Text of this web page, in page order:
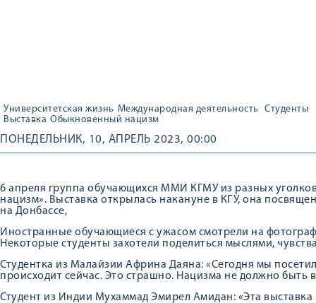
Университетская жизнь Международная деятельность Студенты
Выставка Обыкновенный нацизм
ПОНЕДЕЛЬНИК, 10, АПРЕЛЬ 2023, 00:00
6 апреля группа обучающихся ММИ КГМУ из разных
нацизм». Выставка открылась накануне в КГУ, она
на Донбассе,
Иностранные обучающиеся с ужасом смотрели на
Некоторые студенты захотели поделиться мыслями,
Студентка из Малайзии Африна Даяна: «Сегодня мы
происходит сейчас. Это страшно. Нацизма не должно быть
Студент из Индии Мухаммад Эмирел Амидан: «Эта